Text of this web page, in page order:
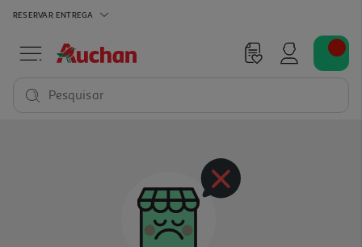
RESERVAR ENTREGA
Pesquisar